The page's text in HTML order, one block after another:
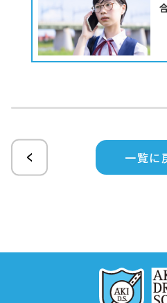
一覧に